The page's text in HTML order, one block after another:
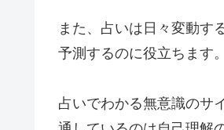
また、占いは日々変動す
予測するのに役立ちます
占いでわかる無意識のサ